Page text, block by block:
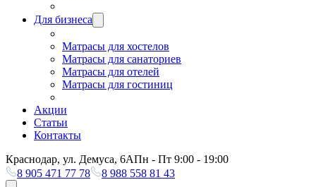
Для бизнеса
Матрасы для хостелов
Матрасы для санаториев
Матрасы для отелей
Матрасы для гостиниц
Акции
Статьи
Контакты
Краснодар, ул. Демуса, 6АПн - Пт 9:00 - 19:00
8 905 471 77 78
8 988 558 81 43